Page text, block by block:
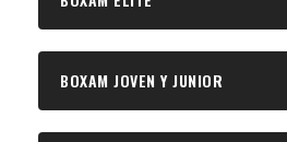
BOXAM JOVEN Y JUNIOR